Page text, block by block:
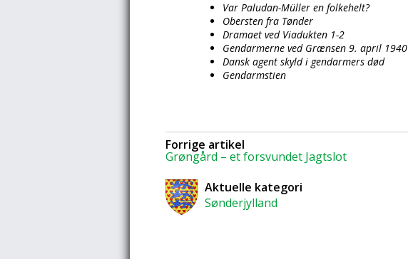
Var Paludan-Müller en folkehelt?
Obersten fra Tønder
Dramaet ved Viadukten 1-2
Gendarmerne ved Grænsen 9. april 1940
Dansk agent skyld i gendarmers død
Gendarmstien
Forrige artikel
Grøngård – et forsvundet Jagtslot
Aktuelle kategori
Sønderjylland